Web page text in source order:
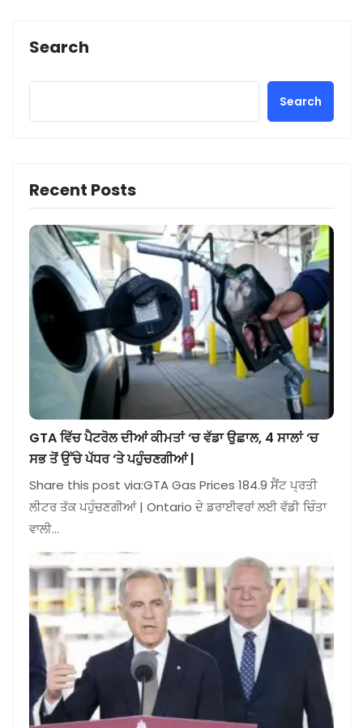
Search
Search
Recent Posts
GTA ਵਿੱਚ ਪੈਟਰੋਲ ਦੀਆਂ ਕੀਮਤਾਂ ‘ਚ ਵੱਡਾ ਉਛਾਲ, 4 ਸਾਲਾਂ ‘ਚ
ਸਭ ਤੋਂ ਉੱਚੇ ਪੱਧਰ ‘ਤੇ ਪਹੁੰਚਣਗੀਆਂ |
Share this post via:GTA Gas Prices 184.9 ਸੈਂਟ ਪ੍ਰਤੀ
ਲੀਟਰ ਤੱਕ ਪਹੁੰਚਣਗੀਆਂ | Ontario ਦੇ ਡਰਾਈਵਰਾਂ ਲਈ ਵੱਡੀ ਚਿੰਤਾ
ਵਾਲੀ…